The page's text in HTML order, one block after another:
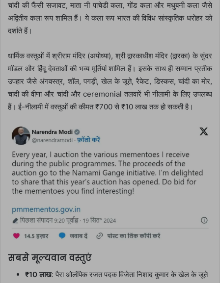
चांदी की फैंसी सजावट, माता नी पाचेडी कला, गोंड कला और मधुबनी कला जैसे
अद्वितीय कला रूप शामिल हैं। ये कला रूप भारत की विविध सांस्कृतिक धरोहर को
दर्शाते हैं।
धार्मिक वस्तुओं में श्रीराम मंदिर (अयोध्या), श्री द्वारकाधीश मंदिर (द्वारका) के सुंदर
मॉडल और हिंदू देवताओं की भव्य मूर्तियां शामिल हैं। इसके साथ ही सम्मान प्रतीक
उपहार जैसे अंगवस्त्र, शॉल, पगड़ी, खेल के जूते, रैकेट, डिस्कस, चांदी का मोर,
चांदी की वीणा और चांदी और ceremonial तलवारें भी नीलामी के लिए उपलब्ध
हैं। ई-नीलामी में वस्तुओं की कीमत ₹700 से ₹10 लाख तक हो सकती है।
सबसे मूल्यवान वस्तुएं
₹10 लाख: पैरा ओलंपिक रजत पदक विजेता निशाद कुमार के खेल के जूते